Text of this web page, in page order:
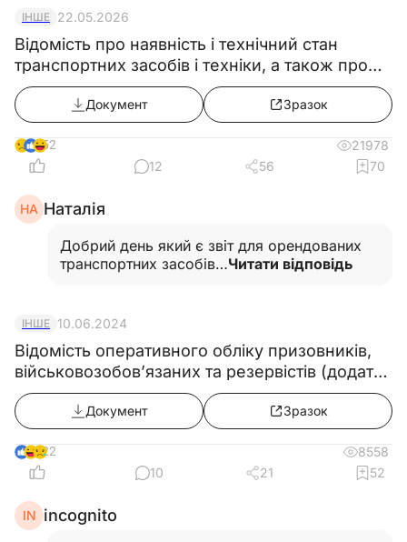
ІНШЕ 22.05.2026
Відомість про наявність і технічний стан
транспортних засобів і техніки, а також про
громадян, які працюють на підприємстві, в
установі та організації на таких транспортних
засобах і техніці
Документ Зразок
52
21978
12
56 70
НА Наталія
Добрий день який є звіт для орендованих
транспортних засобів…Читати відповідь
ІНШЕ 10.06.2024
Відомість оперативного обліку призовників,
військовозобов’язаних та резервістів (додаток
12) з 18.05.2024
Документ Зразок
22
8558
10
21 52
IN incognito